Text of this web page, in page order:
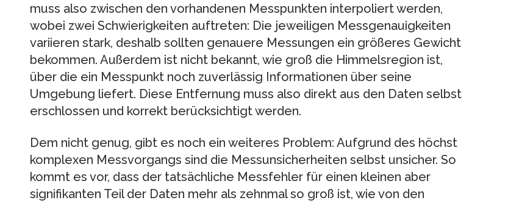
muss also zwischen den vorhandenen Messpunkten interpoliert werden,
wobei zwei Schwierigkeiten auftreten: Die jeweiligen Messgenauigkeiten
variieren stark, deshalb sollten genauere Messungen ein größeres Gewicht
bekommen. Außerdem ist nicht bekannt, wie groß die Himmelsregion ist,
über die ein Messpunkt noch zuverlässig Informationen über seine
Umgebung liefert. Diese Entfernung muss also direkt aus den Daten selbst
erschlossen und korrekt berücksichtigt werden.
Dem nicht genug, gibt es noch ein weiteres Problem: Aufgrund des höchst
komplexen Messvorgangs sind die Messunsicherheiten selbst unsicher. So
kommt es vor, dass der tatsächliche Messfehler für einen kleinen aber
signifikanten Teil der Daten mehr als zehnmal so groß ist, wie von den